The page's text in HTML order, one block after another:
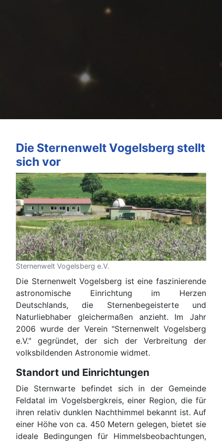
Die Sternenwelt Vogelsberg stellt
sich vor
Sternenwelt Vogelsberg e.V.
Die Sternenwelt Vogelsberg ist eine faszinierende
astronomische Einrichtung im Herzen
Deutschlands, die Sternenbegeisterte und
Naturliebhaber gleichermaßen anzieht. Im Jahr
2006 wurde der Verein "Sternenwelt Vogelsberg
e.V." gegründet, der sich der Verbreitung der
volksbildenden Astronomie widmet.
Standort und Einrichtungen
Die Sternwarte befindet sich in der Gemeinde
Feldatal im Vogelsbergkreis, einer Region, die für
ihren relativ dunklen Nachthimmel bekannt ist. Auf
einer Höhe von ca. 450 Metern gelegen, bietet sie
ideale Bedingungen für Himmelsbeobachtungen,